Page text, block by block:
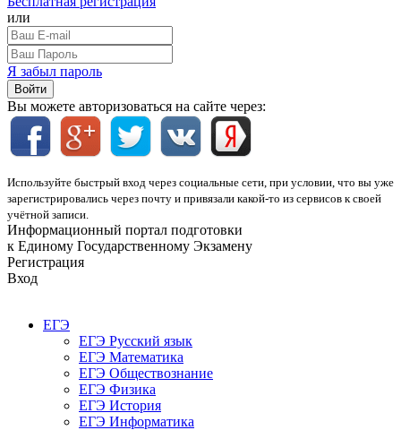
или
Я забыл пароль
Войти
Вы можете авторизоваться на сайте через:
Используйте быстрый вход через социальные сети, при условии, что вы уже
зарегистрировались через почту и привязали какой-то из сервисов к своей
учётной записи.
Информационный портал подготовки
к Единому Государственному Экзамену
Регистрация
Вход
ЕГЭ
ЕГЭ Русский язык
ЕГЭ Математика
ЕГЭ Обществознание
ЕГЭ Физика
ЕГЭ История
ЕГЭ Информатика